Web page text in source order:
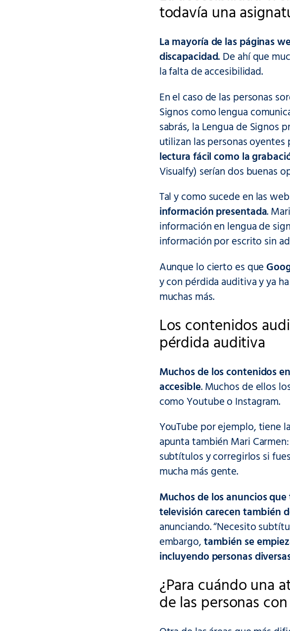
todavía una
La mayoría de las páginas
discapacidad. De ahí que
la falta de accesibilidad.
En el caso de las personas
Signos como lengua
sabrás, la Lengua de Signos
utilizan las personas oyentes
lectura fácil como la
Visualfy) serían dos buenas
Tal y como sucede en las
información presentada.
información en lengua de
información por escrito sin
Aunque lo cierto es que
y con pérdida auditiva y ya
muchas más.
Los contenidos
pérdida auditiva
Muchos de los contenidos
accesible. Muchos de ellos
como Youtube o Instagram.
YouTube por ejemplo, tiene
apunta también Mari
subtítulos y corregirlos si
mucha más gente.
Muchos de los anuncios
televisión carecen también
anunciando. “Necesito
embargo,también se
incluyendo personas
¿Para cuándo una
de las personas